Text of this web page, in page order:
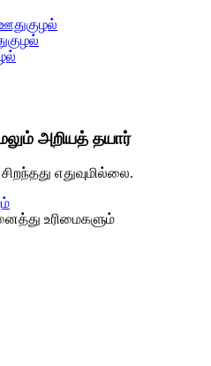
அறியத் தயார்
எதுவுமில்லை.
உரிமைகளும்